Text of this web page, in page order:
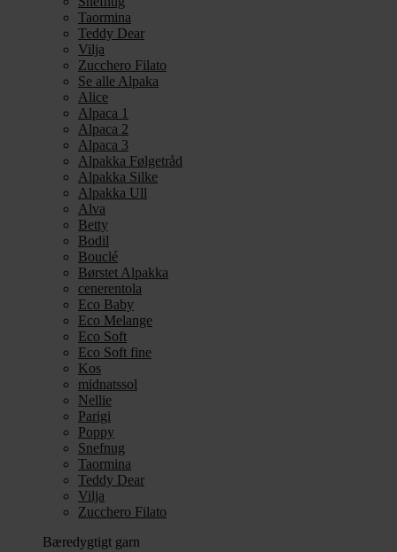
Taormina
Teddy Dear
Vilja
Zucchero Filato
Se alle Alpaka
Alice
Alpaca 1
Alpaca 2
Alpaca 3
Alpakka Følgetråd
Alpakka Silke
Alpakka Ull
Alva
Betty
Bodil
Bouclé
Børstet Alpakka
cenerentola
Eco Baby
Eco Melange
Eco Soft
Eco Soft fine
Kos
midnatssol
Nellie
Parigi
Poppy
Snefnug
Taormina
Teddy Dear
Vilja
Zucchero Filato
Bæredygtigt garn